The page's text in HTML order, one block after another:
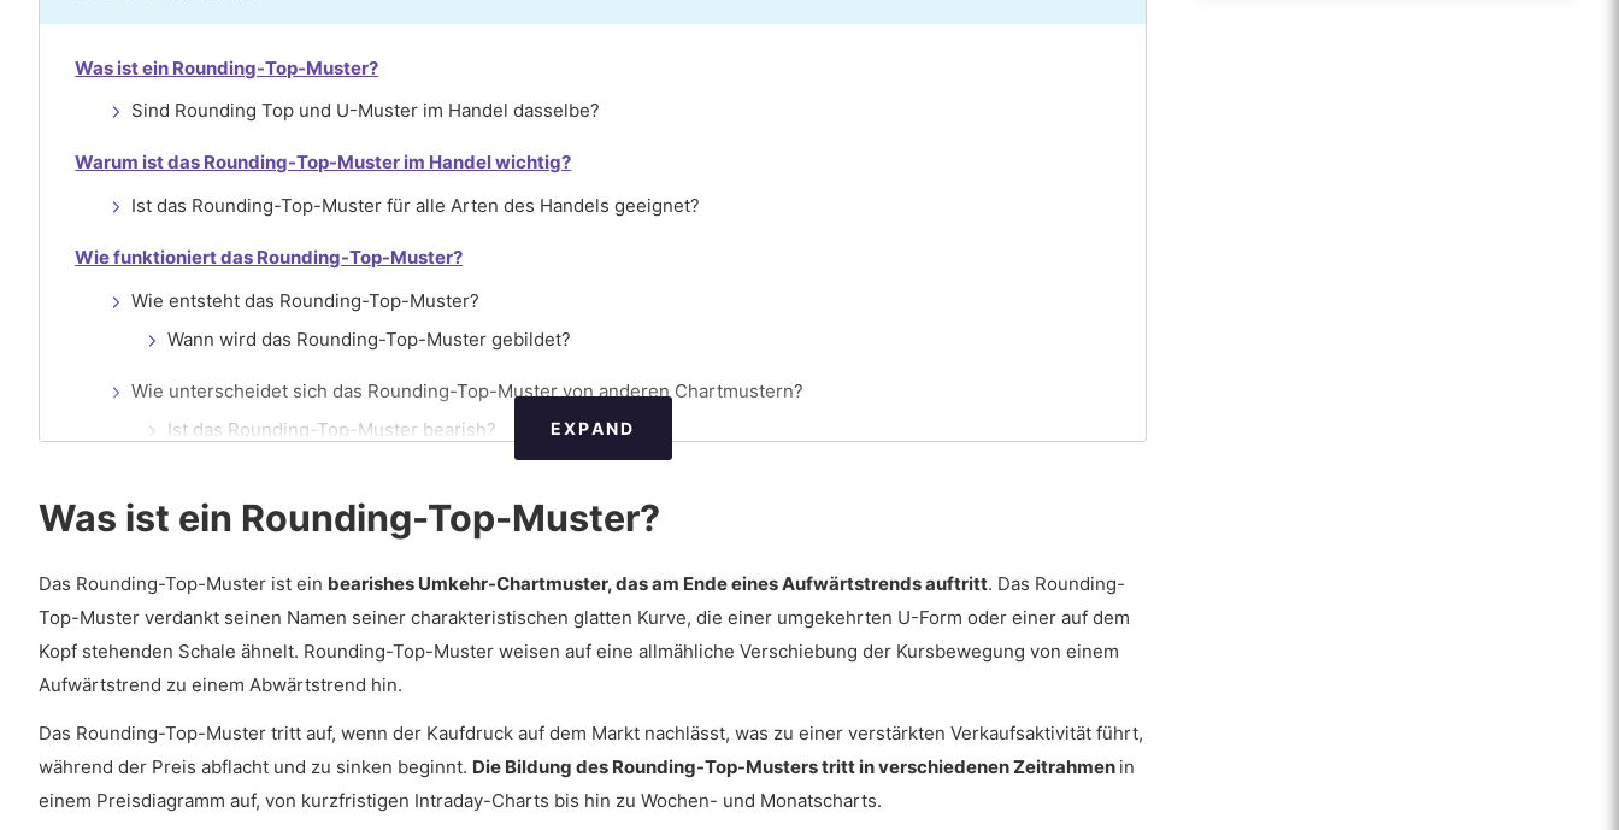
Was ist ein Rounding-Top-Muster?
Sind Rounding Top und U-Muster im Handel dasselbe?
Warum ist das Rounding-Top-Muster im Handel wichtig?
Ist das Rounding-Top-Muster für alle Arten des Handels geeignet?
Wie funktioniert das Rounding-Top-Muster?
Wie entsteht das Rounding-Top-Muster?
Wann wird das Rounding-Top-Muster gebildet?
Wie unterscheidet sich das Rounding-Top-Muster von anderen Chartmustern?
Ist das Rounding-Top-Muster bearish?
Wie sieht das Rounding-Top-Muster aus?
Wie kann man mit Rounding-Top-Mustern handeln?
Wann sollte man Rounding-Top-Muster im Handel handeln?
Welche Handelsstrategien sind für Rounding Top geeignet?
Ist der Handel mit Rounding Top in der technischen Analyse effektiv?
EXPAND
Was ist ein Rounding-Top-Muster?
Das Rounding-Top-Muster ist ein bearishes Umkehr-Chartmuster, das am Ende eines Aufwärtstrends auftritt. Das Rounding-
Top-Muster verdankt seinen Namen seiner charakteristischen glatten Kurve, die einer umgekehrten U-Form oder einer auf dem
Kopf stehenden Schale ähnelt. Rounding-Top-Muster weisen auf eine allmähliche Verschiebung der Kursbewegung von einem
Aufwärtstrend zu einem Abwärtstrend hin.
Das Rounding-Top-Muster tritt auf, wenn der Kaufdruck auf dem Markt nachlässt, was zu einer verstärkten Verkaufsaktivität führt,
während der Preis abflacht und zu sinken beginnt. Die Bildung des Rounding-Top-Musters tritt in verschiedenen Zeitrahmen in
einem Preisdiagramm auf, von kurzfristigen Intraday-Charts bis hin zu Wochen- und Monatscharts.